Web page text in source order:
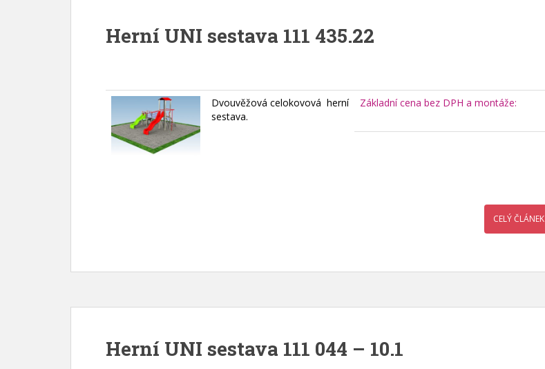
Herní UNI sestava 111 435.22
Dvouvěžová celokovová herní
sestava.
Základní cena bez DPH a montáže:
CELÝ ČLÁNEK
Herní UNI sestava 111 044 – 10.1